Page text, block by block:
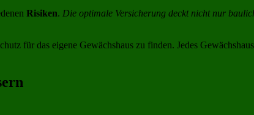
Risiken. Die optimale Versicherung deckt nicht nur
für das eigene Gewächshaus zu finden. Jedes